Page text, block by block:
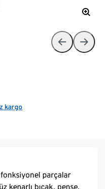
kargo
parçalar
kenarlı bıçak, pense,